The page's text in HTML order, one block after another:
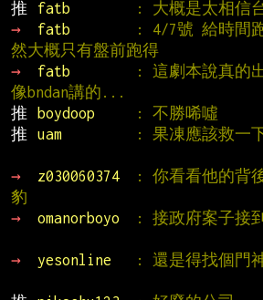
推 fatb : 大概是太相信
→
fatb
: 4/7號 給時間
然大概只有盤前跑得
→
fatb
: 這劇本說真的
像bndan講的...
推
boydoop : 不勝唏噓
推
uam
: 果凍應該救一
→
z030060374
: 你看看他的背
豹
→
omanorboyo
: 接政府案子接
→
yesonline
: 還是得找個門